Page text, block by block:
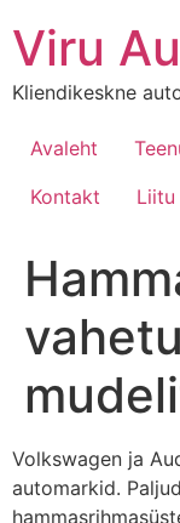
Viru
Kliendikeskne
Avaleht
Kontakt
Volkswagen ja
automarkid.